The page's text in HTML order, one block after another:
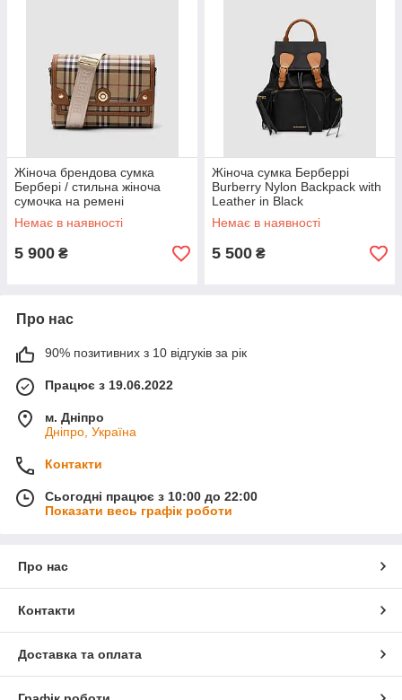
Жіноча брендова сумка
Бербері / стильна жіноча
сумочка на ремені
Немає в наявності
5 900 ₴
Жіноча сумка Берберрі
Burberry Nylon Backpack with
Leather in Black
Немає в наявності
5 500 ₴
Про нас
90% позитивних з 10 відгуків за рік
Працює з 19.06.2022
м. Дніпро
Дніпро, Україна
Контакти
Сьогодні працює з 10:00 до 22:00
Показати весь графік роботи
Про нас
Контакти
Доставка та оплата